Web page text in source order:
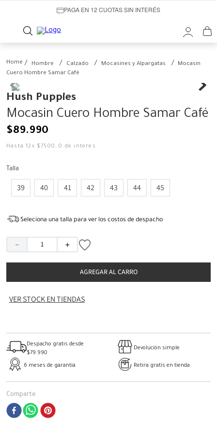
PAGA EN 12 CUOTAS SIN INTERÉS
Hombre Calzado Mocasines y Alpargatas
Mocasin
Cuero Hombre Samar Café
Hush Puppies
Mocasin Cuero Hombre Samar Café
$89.990
Hasta12 x $ 7500 ,0 de interés
Talla
39 40 41 42 43 44 45
Seleciona una talla para ver los costos de despacho
＋
－
AGREGAR AL CARRO
VER STOCK EN TIENDAS
Despacho gratis desde
$79.990
Devolución simple
6 meses de garantía Retira gratis en tienda
Comparte